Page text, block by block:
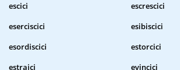
escici
escrescici
eserciscici
esibiscici
esordiscici
estorcici
estraici
evincici